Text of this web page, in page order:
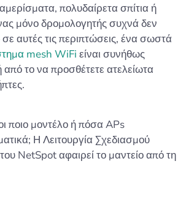
πολυδαίρετα σπίτια ή
μόνο δρομολογητής συχνά δεν
αυτές τις περιπτώσεις, ένα σωστά
mesh WiFi είναι συνήθως
από το να προσθέτετε ατελείωτα
ποιο μοντέλο ή πόσα APs
Η Λειτουργία Σχεδιασμού
NetSpot αφαιρεί το μαντείο από τη